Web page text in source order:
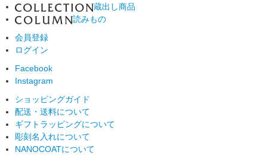
蔵出し商品
読みもの
会員登録
ログイン
Facebook
Instagram
ショッピングガイド
配送・送料について
ギフトラッピングについて
彫刻名入れについて
NANOCOATについて